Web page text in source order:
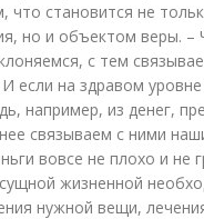
что становится не
но и объектом веры. –
с тем
И если на здравом
например, из денег,
связываем с ними
вовсе не плохо и не
жизненной
нужной вещи,